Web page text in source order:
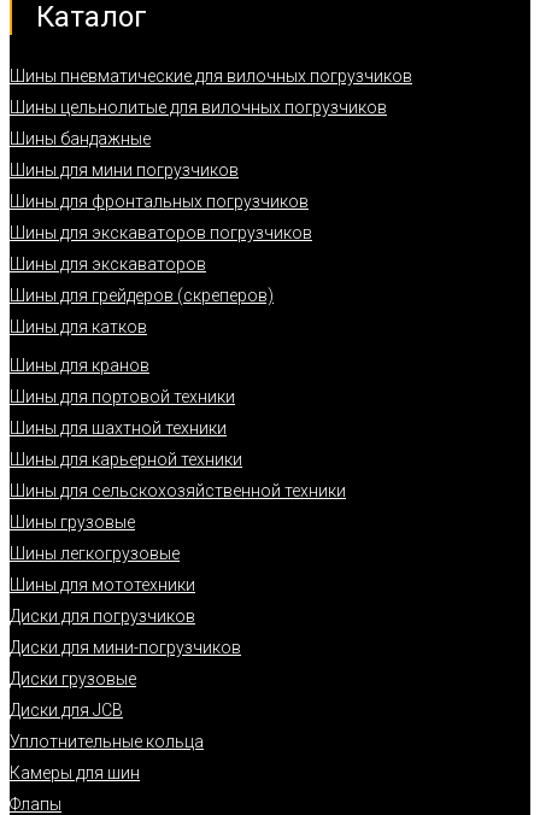
Каталог
Шины пневматические для вилочных погрузчиков
Шины цельнолитые для вилочных погрузчиков
Шины бандажные
Шины для мини погрузчиков
Шины для фронтальных погрузчиков
Шины для экскаваторов погрузчиков
Шины для экскаваторов
Шины для грейдеров (скреперов)
Шины для катков
Шины для кранов
Шины для портовой техники
Шины для шахтной техники
Шины для карьерной техники
Шины для сельскохозяйственной техники
Шины грузовые
Шины легкогрузовые
Шины для мототехники
Диски для погрузчиков
Диски для мини-погрузчиков
Диски грузовые
Диски для JCB
Уплотнительные кольца
Камеры для шин
Флапы